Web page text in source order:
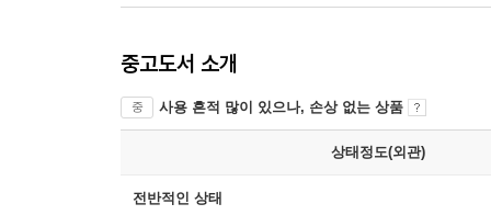
중고도서 소개
중 사용 흔적 많이 있으나, 손상 없는 상품
상태정도(외관)
전반적인 상태